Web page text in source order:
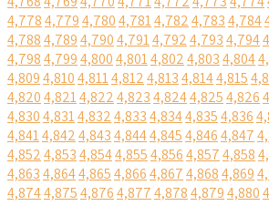
4,7784,7794,7804,7814,7824,7834,784
4,7884,7894,7904,7914,7924,7934,794
4,7984,7994,8004,8014,8024,8034,804
4,8094,8104,8114,8124,8134,8144,815
4,8204,8214,8224,8234,8244,8254,826
4,8304,8314,8324,8334,8344,8354,836
4,8414,8424,8434,8444,8454,8464,847
4,8524,8534,8544,8554,8564,8574,858
4,8634,8644,8654,8664,8674,8684,869
4,8744,8754,8764,8774,8784,8794,880